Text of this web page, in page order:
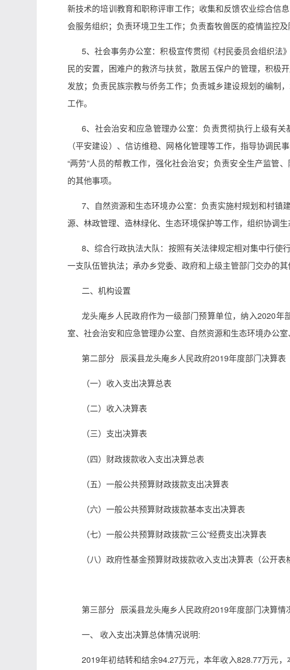
新技术的培训教育和职称评审工作；收集和反馈农业综合信
会服务组织；负责环境卫生工作；负责畜牧兽医的疫情监控
5、社会事务办公室：积极宣传贯彻《村民委员会组织法
民的安置，困难户的救济与扶贫，散居五保户的管理，积极
发放；负责民族宗教与侨务工作；负责城乡建设规划的编制
工作。
6、社会治安和应急管理办公室：负责贯彻执行上级有
（平安建设）、信访维稳、网格化管理等工作，指导协调
“两劳”人员的帮教工作，强化社会治安；负责安全生产监管
的其他事项。
7、自然资源和生态环境办公室：负责实施村规划和村镇
源、林政管理、造林绿化、生态环境保护等工作，组织协调
8、综合行政执法大队：按照有关法律规定相对集中行使
一支队伍管执法；承办乡党委、政府和上级主管部门交办的其
二、机构设置
龙头庵乡人民政府作为一级部门预算单位，纳入2020
室、社会治安和应急管理办公室、自然资源和生态环境办公
第二部分 辰溪县龙头庵乡人民政府2019年度部门决算表
（一）收入支出决算总表
（二）收入决算表
（三）支出决算表
（四）财政拨款收入支出决算总表
（五）一般公共预算财政拨款支出决算表
（六）一般公共预算财政拨款基本支出决算表
（七）一般公共预算财政拨款“三公”经费支出决算表
（八）政府性基金预算财政拨款收入支出决算表（公开表
第三部分 辰溪县龙头庵乡人民政府2019年度部门决算情
一、 收入支出决算总体情况说明:
2019年初结转和结余94.27万元，本年收入828.77万元，